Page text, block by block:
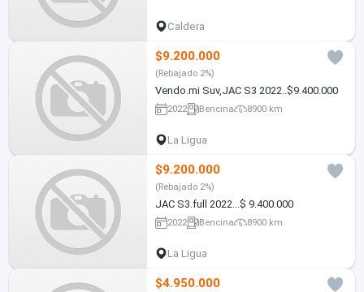
Caldera
$9.200.000
(Rebajado 2%)
Vendo.mi Suv,JAC S3 2022..$9.400.000
2022 Bencina 8900 km
La Ligua
$9.200.000
(Rebajado 2%)
JAC S3.full 2022...$ 9.400.000
2022 Bencina 8900 km
La Ligua
$4.950.000